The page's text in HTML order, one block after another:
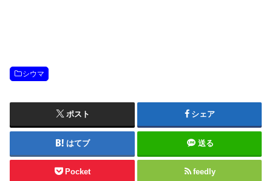
シウマ
ポスト シェア
はてブ 送る
Pocket feedly